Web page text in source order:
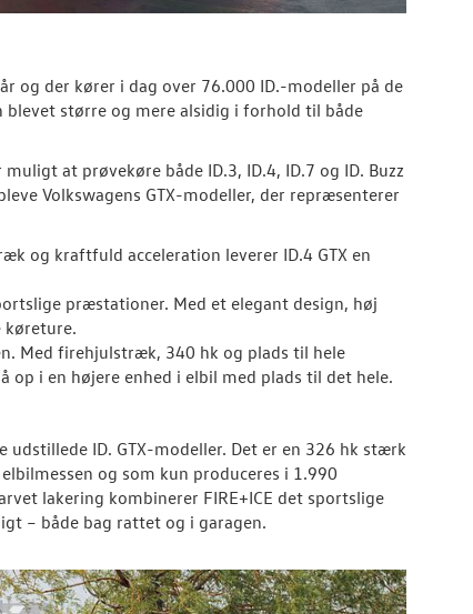
og der kører i dag over 76.000 ID.-modeller på de
blevet større og mere alsidig i forhold til både
at prøvekøre både ID.3, ID.4, ID.7 og ID. Buzz
Volkswagens GTX-modeller, der repræsenterer
og kraftfuld acceleration leverer ID.4 GTX en
præstationer. Med et elegant design, høj
køreture.
Med firehjulstræk, 340 hk og plads til hele
op i en højere enhed i elbil med plads til det hele.
udstillede ID. GTX-modeller. Det er en 326 hk stærk
og som kun produceres i 1.990
lakering kombinerer FIRE+ICE det sportslige
– både bag rattet og i garagen.